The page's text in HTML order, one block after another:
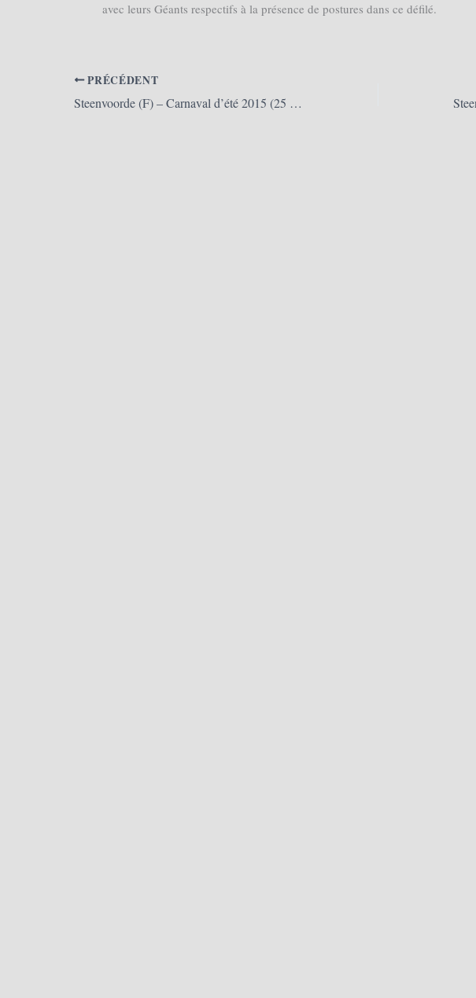
avec leurs Géants respectifs à la présence de postures dans ce défilé.
PRÉCÉDENT
Steenvoorde (F) – Carnaval d’été 2015 (25 et 26/04/2015)